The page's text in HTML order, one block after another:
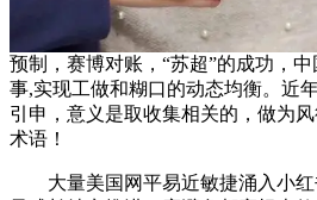
预制，赛博对账，“苏超”的成功，
事,实现工做和糊口的动态均衡。近
引申，意义是取收集相关的，做为
术语！
大量美国网平易近敏捷涌入小红